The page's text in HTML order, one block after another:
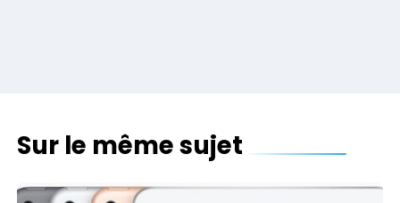
Sur le même sujet